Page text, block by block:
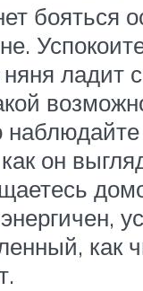
бояться
няня
наблюдайте
он
как